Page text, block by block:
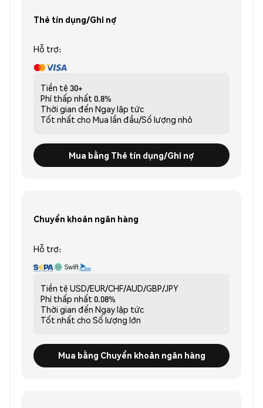
Thẻ tín dụng/Ghi nợ
Hỗ trợ:
Tiền tệ 30+
Phí thấp nhất 0.8%
Thời gian đến Ngay lập tức
Tốt nhất cho Mua lần đầu/Số lượng nhỏ
Mua bằng Thẻ tín dụng/Ghi nợ
Chuyển khoản ngân hàng
Hỗ trợ:
Tiền tệ USD/EUR/CHF/AUD/GBP/JPY
Phí thấp nhất 0.08%
Thời gian đến Ngay lập tức
Tốt nhất cho Số lượng lớn
Mua bằng Chuyển khoản ngân hàng